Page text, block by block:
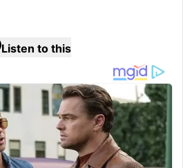
Listen to this